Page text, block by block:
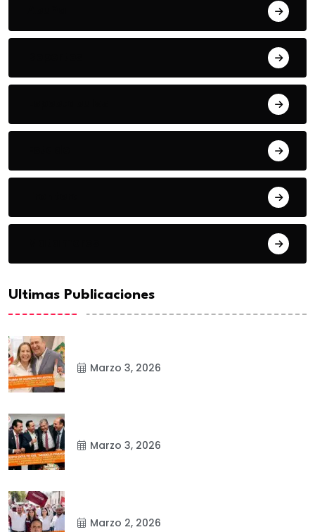
Ultimas Publicaciones
Marzo 3, 2026
Marzo 3, 2026
Marzo 2, 2026